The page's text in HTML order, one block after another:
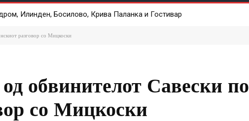
Илинден, Босилово, Крива Паланка и Гостивар
пациентот транспортиран од Турција по тешка повреда
разговор со Мицкоски
обвинителот Савески по
со Мицкоски